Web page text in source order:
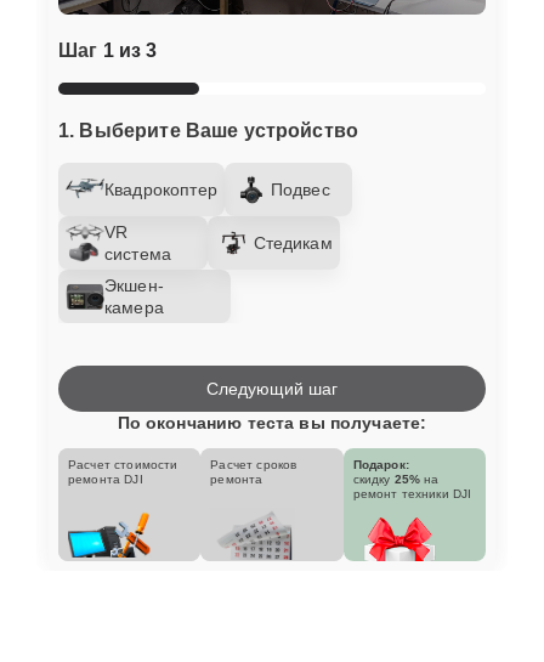
Шаг 1 из 3
1. Выберите Ваше устройство
Квадрокоптер Подвес
VR
система
Стедикам
Экшен-
камера
Следующий шаг
По окончанию теста вы получаете:
Расчет стоимости
ремонта DJI
Расчет сроков
ремонта
Подарок:
скидку 25% на
ремонт техники DJI